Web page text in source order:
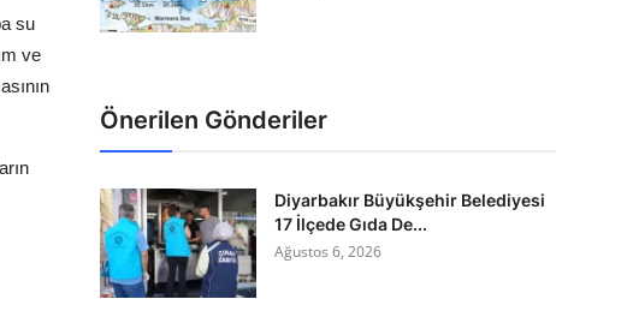
su
ve
Önerilen Gönderiler
Diyarbakır Büyükşehir Belediyesi
17 İlçede Gıda De...
Ağustos 6, 2026